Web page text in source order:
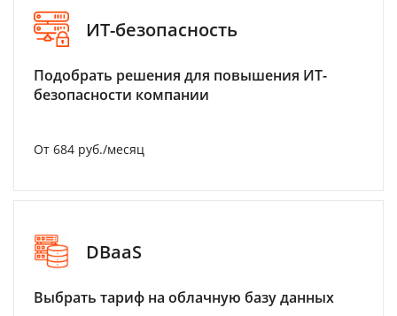
ИТ-безопасность
Подобрать решения для повышения ИТ-
безопасности компании
От 684 руб./месяц
DBaaS
Выбрать тариф на облачную базу данных